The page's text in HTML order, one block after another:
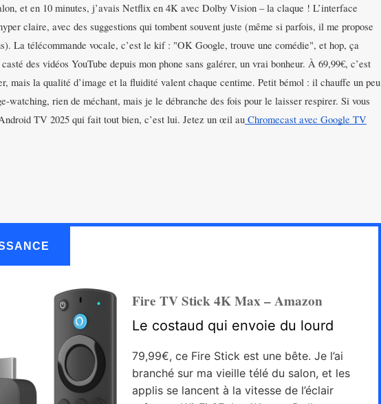
et en 10 minutes, j’avais Netflix en 4K avec Dolby Vision – la claque ! L’interface
claire, avec des suggestions qui tombent souvent juste (même si parfois, il me propose
La télécommande vocale, c’est le kif : "OK Google, trouve une comédie", et hop, ça
des vidéos YouTube depuis mon phone sans galérer, un vrai bonheur. À 69,99€, c’est
mais la qualité d’image et la fluidité valent chaque centime. Petit bémol : il chauffe un peu
watching, rien de méchant, mais je le débranche des fois pour le laisser respirer. Si vous
TV 2025 qui fait tout bien, c’est lui. Jetez un œil au Chromecast avec Google TV
Fire TV Stick 4K Max – Amazon
Le costaud qui envoie du lourd
79,99€, ce Fire Stick est une bête. Je l’ai
branché sur ma vieille télé du salon, et les
applis se lancent à la vitesse de l’éclair